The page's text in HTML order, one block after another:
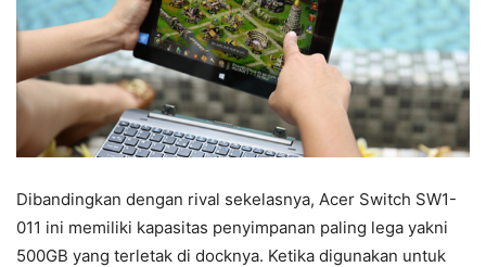
Dibandingkan dengan rival sekelasnya, Acer Switch SW1-
011 ini memiliki kapasitas penyimpanan paling lega yakni
500GB yang terletak di docknya. Ketika digunakan untuk